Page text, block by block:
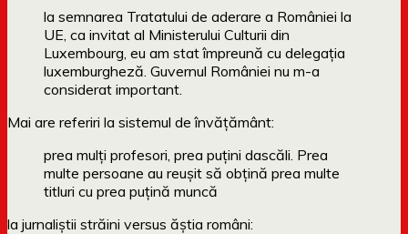
la semnarea Tratatului de aderare a României la
UE, ca invitat al Ministerului Culturii din
Luxembourg, eu am stat împreună cu delegația
luxemburgheză. Guvernul României nu m-a
considerat important.
Mai are referiri la sistemul de învățământ:
prea mulți profesori, prea puțini dascăli. Prea
multe persoane au reușit să obțină prea multe
titluri cu prea puțină muncă
la jurnaliștii străini versus ăștia români: